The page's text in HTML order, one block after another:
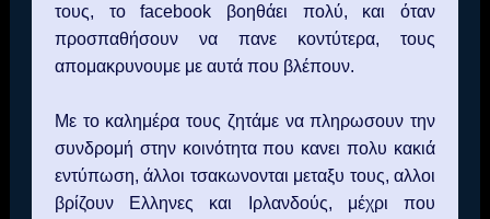
τους, τοfacebook βοηθάει πολύ, και όταν
προσπαθήσουν να πανε κοντύτερα, τους
απομακρυνουμε με αυτά που βλέπουν.
Με το καλημέρα τους ζητάμε να πληρωσουν την
συνδρομή στην κοινότητα που κανει πολυ κακιά
εντύπωση, άλλοι τσακωνονται μεταξυ τους, αλλοι
βρίζουν Ελληνες και Ιρλανδούς, μέχρι που